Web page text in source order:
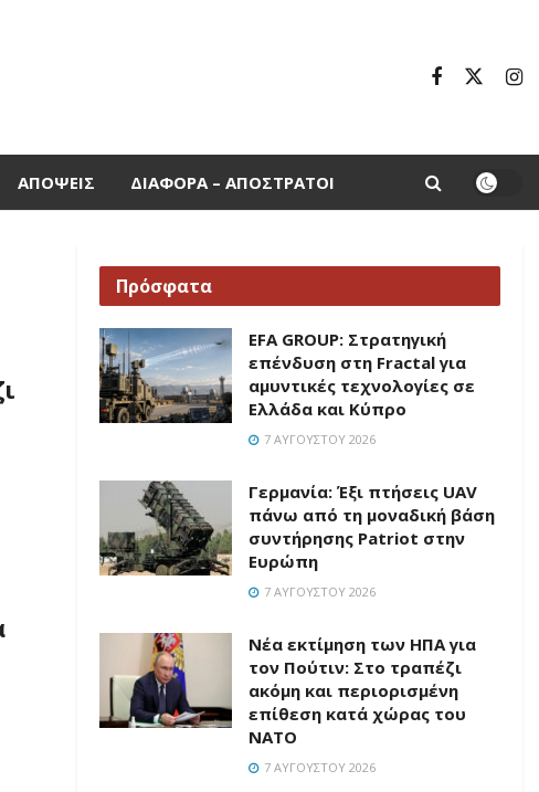
ΑΠΌΨΕΙΣ ΔΙΆΦΟΡΑ – ΑΠΌΣΤΡΑΤΟΙ
Πρόσφατα
EFA GROUP: Στρατηγική
επένδυση στη Fractal για
αμυντικές τεχνολογίες σε
Ελλάδα και Κύπρο
7 ΑΥΓΟΎΣΤΟΥ 2026
Γερμανία: Έξι πτήσεις UAV
πάνω από τη μοναδική βάση
συντήρησης Patriot στην
Ευρώπη
7 ΑΥΓΟΎΣΤΟΥ 2026
Νέα εκτίμηση των ΗΠΑ για
τον Πούτιν: Στο τραπέζι
ακόμη και περιορισμένη
επίθεση κατά χώρας του
ΝΑΤΟ
7 ΑΥΓΟΎΣΤΟΥ 2026